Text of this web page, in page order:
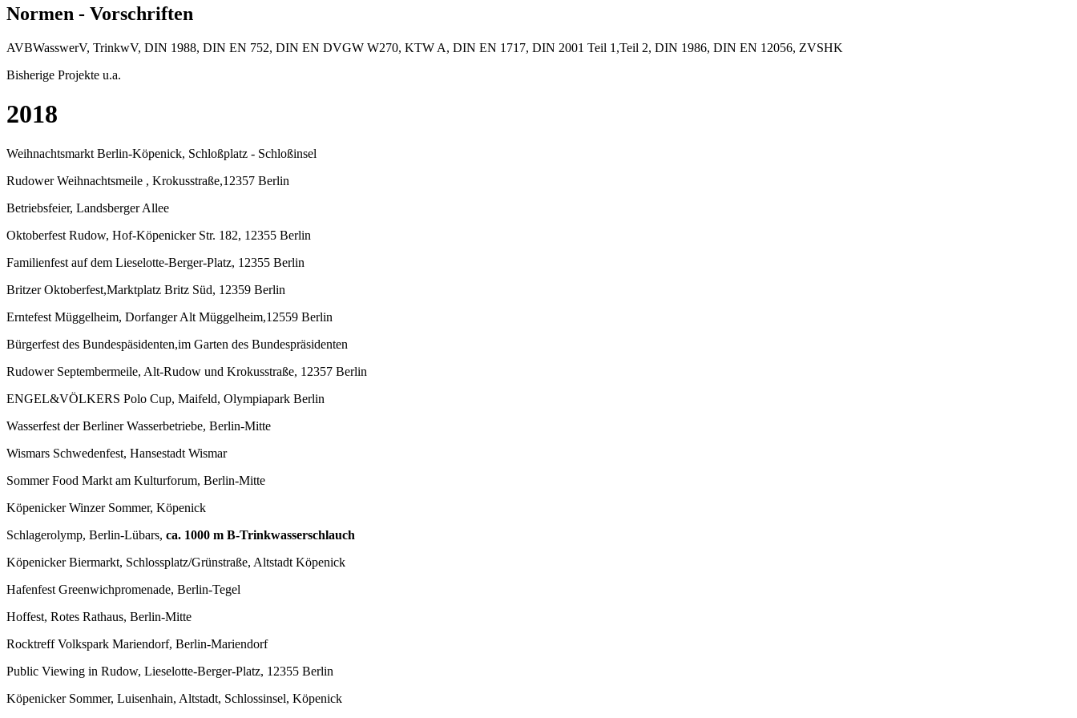
Normen - Vorschriften
AVBWasswerV, TrinkwV, DIN 1988, DIN EN 752, DIN EN DVGW W270, KTW A, DIN EN 1717, DIN 2001 Teil 1,Teil 2, DIN 1986, DIN EN 12056, ZVSHK
Bisherige Projekte u.a.
2018
Weihnachtsmarkt Berlin-Köpenick, Schloßplatz - Schloßinsel
Rudower Weihnachtsmeile , Krokusstraße,12357 Berlin
Betriebsfeier, Landsberger Allee
Oktoberfest Rudow, Hof-Köpenicker Str. 182, 12355 Berlin
Familienfest auf dem Lieselotte-Berger-Platz, 12355 Berlin
Britzer Oktoberfest,Marktplatz Britz Süd, 12359 Berlin
Erntefest Müggelheim, Dorfanger Alt Müggelheim,12559 Berlin
Bürgerfest des Bundespäsidenten,im Garten des Bundespräsidenten
Rudower Septembermeile, Alt-Rudow und Krokusstraße, 12357 Berlin
ENGEL&VÖLKERS Polo Cup, Maifeld, Olympiapark Berlin
Wasserfest der Berliner Wasserbetriebe, Berlin-Mitte
Wismars Schwedenfest, Hansestadt Wismar
Sommer Food Markt am Kulturforum, Berlin-Mitte
Köpenicker Winzer Sommer, Köpenick
Schlagerolymp, Berlin-Lübars, ca. 1000 m B-Trinkwasserschlauch
Köpenicker Biermarkt, Schlossplatz/Grünstraße, Altstadt Köpenick
Hafenfest Greenwichpromenade, Berlin-Tegel
Hoffest, Rotes Rathaus, Berlin-Mitte
Rocktreff Volkspark Mariendorf, Berlin-Mariendorf
Public Viewing in Rudow, Lieselotte-Berger-Platz, 12355 Berlin
Köpenicker Sommer, Luisenhain, Altstadt, Schlossinsel, Köpenick